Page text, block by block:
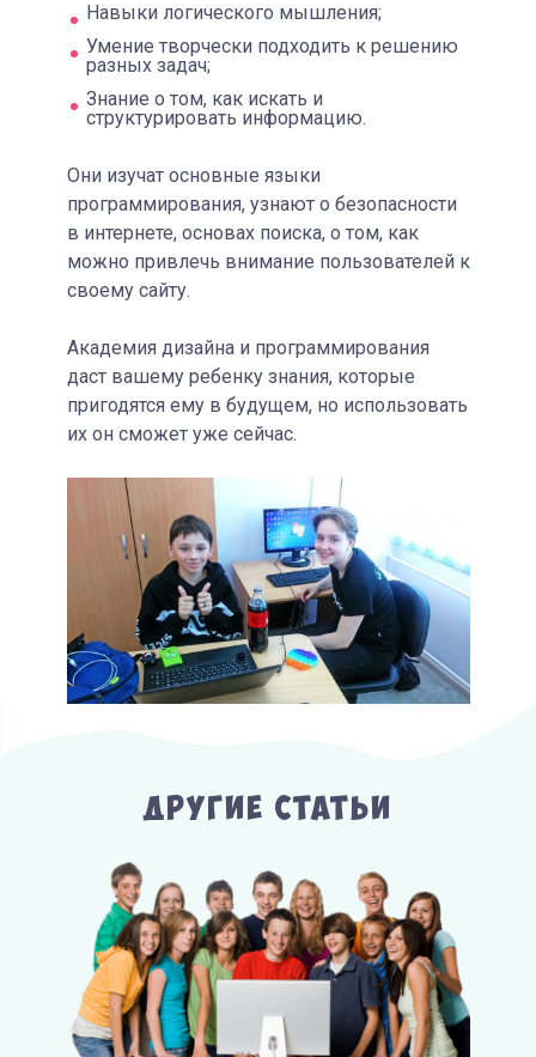
Навыки логического мышления;
Умение творчески подходить к решению
разных задач;
Знание о том, как искать и
структурировать информацию.
Они изучат основные языки
программирования, узнают о безопасности
в интернете, основах поиска, о том, как
можно привлечь внимание пользователей к
своему сайту.
Академия дизайна и программирования
даст вашему ребенку знания, которые
пригодятся ему в будущем, но использовать
их он сможет уже сейчас.
Другие Статьи